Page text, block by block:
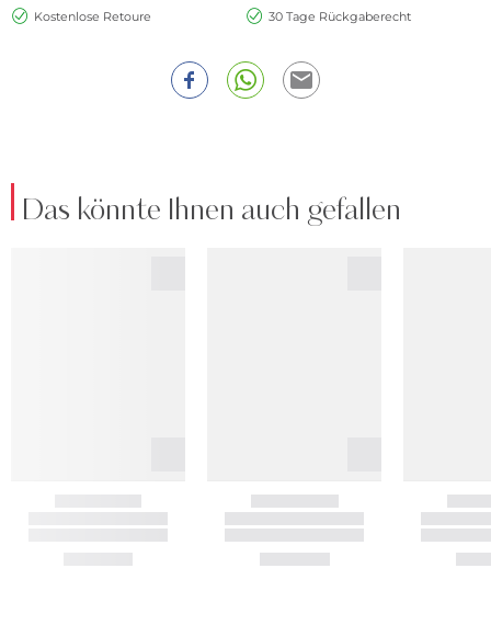
Kostenlose Retoure
30 Tage Rückgaberecht
Das könnte Ihnen auch gefallen